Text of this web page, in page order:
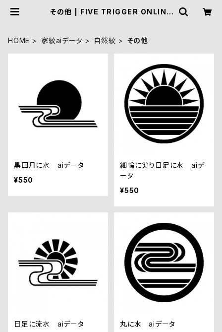
その他 | FIVE TRIGGER ONLINE
HOME 家紋aiデータ 自然紋 その他
黒田月に水 aiデータ
¥550
細輪に尖り日足に水 aiデ
ータ
¥550
日足に流水 aiデータ
丸に水 aiデータ